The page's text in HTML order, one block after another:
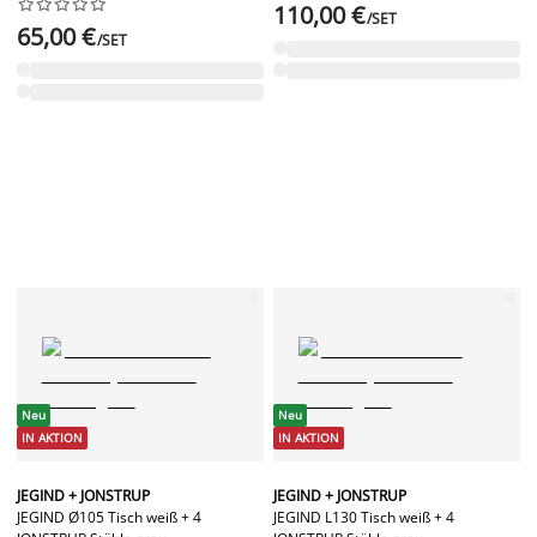






65,00 €/SET
110,00 €/SET
Neu
IN AKTION
JEGIND + JONSTRUP
JEGIND Ø105 Tisch weiß + 4
Neu
IN AKTION
JEGIND + JONSTRUP
JEGIND L130 Tisch weiß + 4